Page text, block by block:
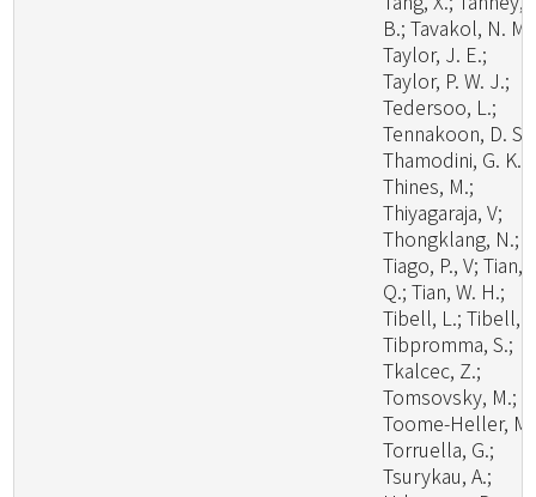
B.; Tavakol, N. M.;
Taylor, J. E.;
Taylor, P. W. J.;
Tedersoo, L.;
Tennakoon, D. S.;
Thamodini, G. K.;
Thines, M.;
Thiyagaraja, V;
Thongklang, N.;
Tiago, P., V; Tian,
Q.; Tian, W. H.;
Tibell, L.; Tibell,
Tibpromma, S.;
Tkalcec, Z.;
Tomsovsky, M.;
Toome-Heller,
Torruella, G.;
Tsurykau, A.;